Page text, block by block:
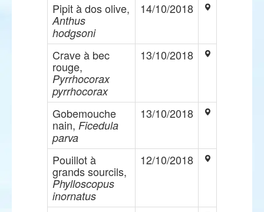
Pipit à dos olive,
Anthus
hodgsoni
14/10/2018
Crave à bec
rouge,
Pyrrhocorax
pyrrhocorax
13/10/2018
Gobemouche
nain, Ficedula
parva
13/10/2018
Pouillot à
grands sourcils,
Phylloscopus
inornatus
12/10/2018